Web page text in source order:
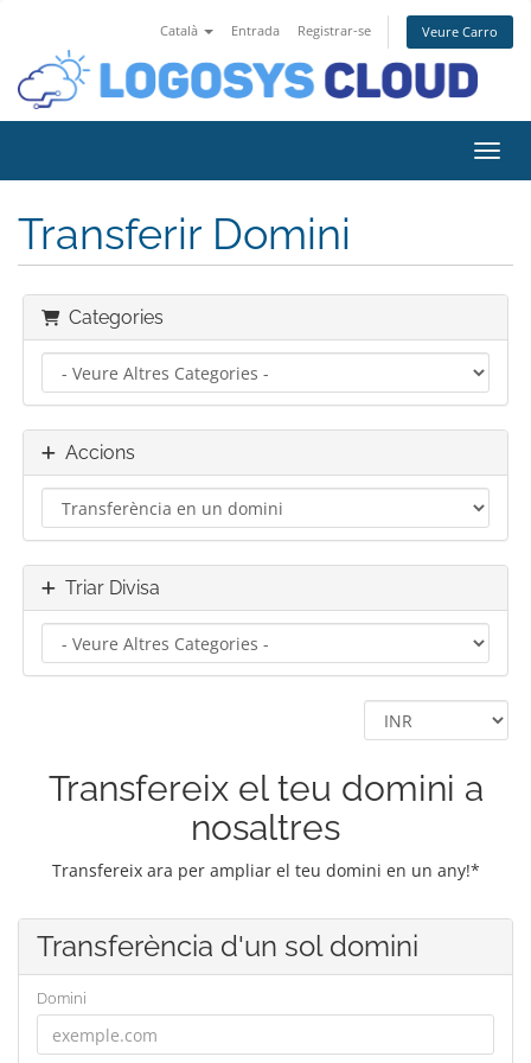
Català Entrada Registrar-se Veure Carro
Transferir Domini
Categories
Accions
Triar Divisa
Transfereix el teu domini a
nosaltres
Transfereix ara per ampliar el teu domini en un any!*
Transferència d'un sol domini
Domini